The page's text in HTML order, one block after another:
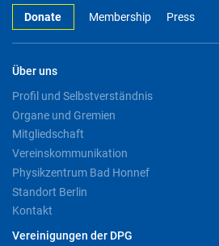
Donate Membership Press
Über uns
Profil und Selbstverständnis
Organe und Gremien
Mitgliedschaft
Vereinskommunikation
Physikzentrum Bad Honnef
Standort Berlin
Kontakt
Vereinigungen der DPG